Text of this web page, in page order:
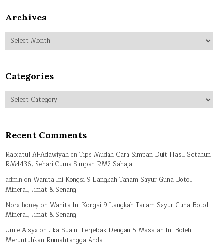
Archives
Archives
Categories
Categories
Recent Comments
Rabiatul Al-AdawiyahonTips Mudah Cara Simpan Duit Hasil Setahun
RM4436, Sehari Cuma Simpan RM2 Sahaja
adminonWanita Ini Kongsi 9 Langkah Tanam Sayur Guna Botol
Mineral, Jimat & Senang
Nora honeyonWanita Ini Kongsi 9 Langkah Tanam Sayur Guna Botol
Mineral, Jimat & Senang
Umie AisyaonJika Suami Terjebak Dengan 5 Masalah Ini Boleh
Meruntuhkan Rumahtangga Anda